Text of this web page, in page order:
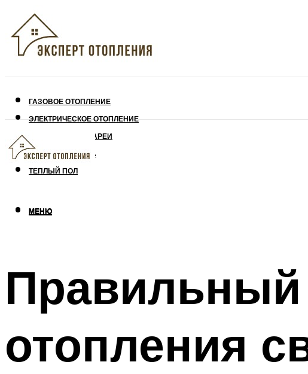
ГАЗОВОЕ ОТОПЛЕНИЕ
ЭЛЕКТРИЧЕСКОЕ ОТОПЛЕНИЕ
СОЛНЕЧНЫЕ БАТАРЕИ
УТЕПЛЕНИЕ ДОМА
ТЕПЛЫЙ ПОЛ
МЕНЮ
МЕНЮ
Правильный
отопления